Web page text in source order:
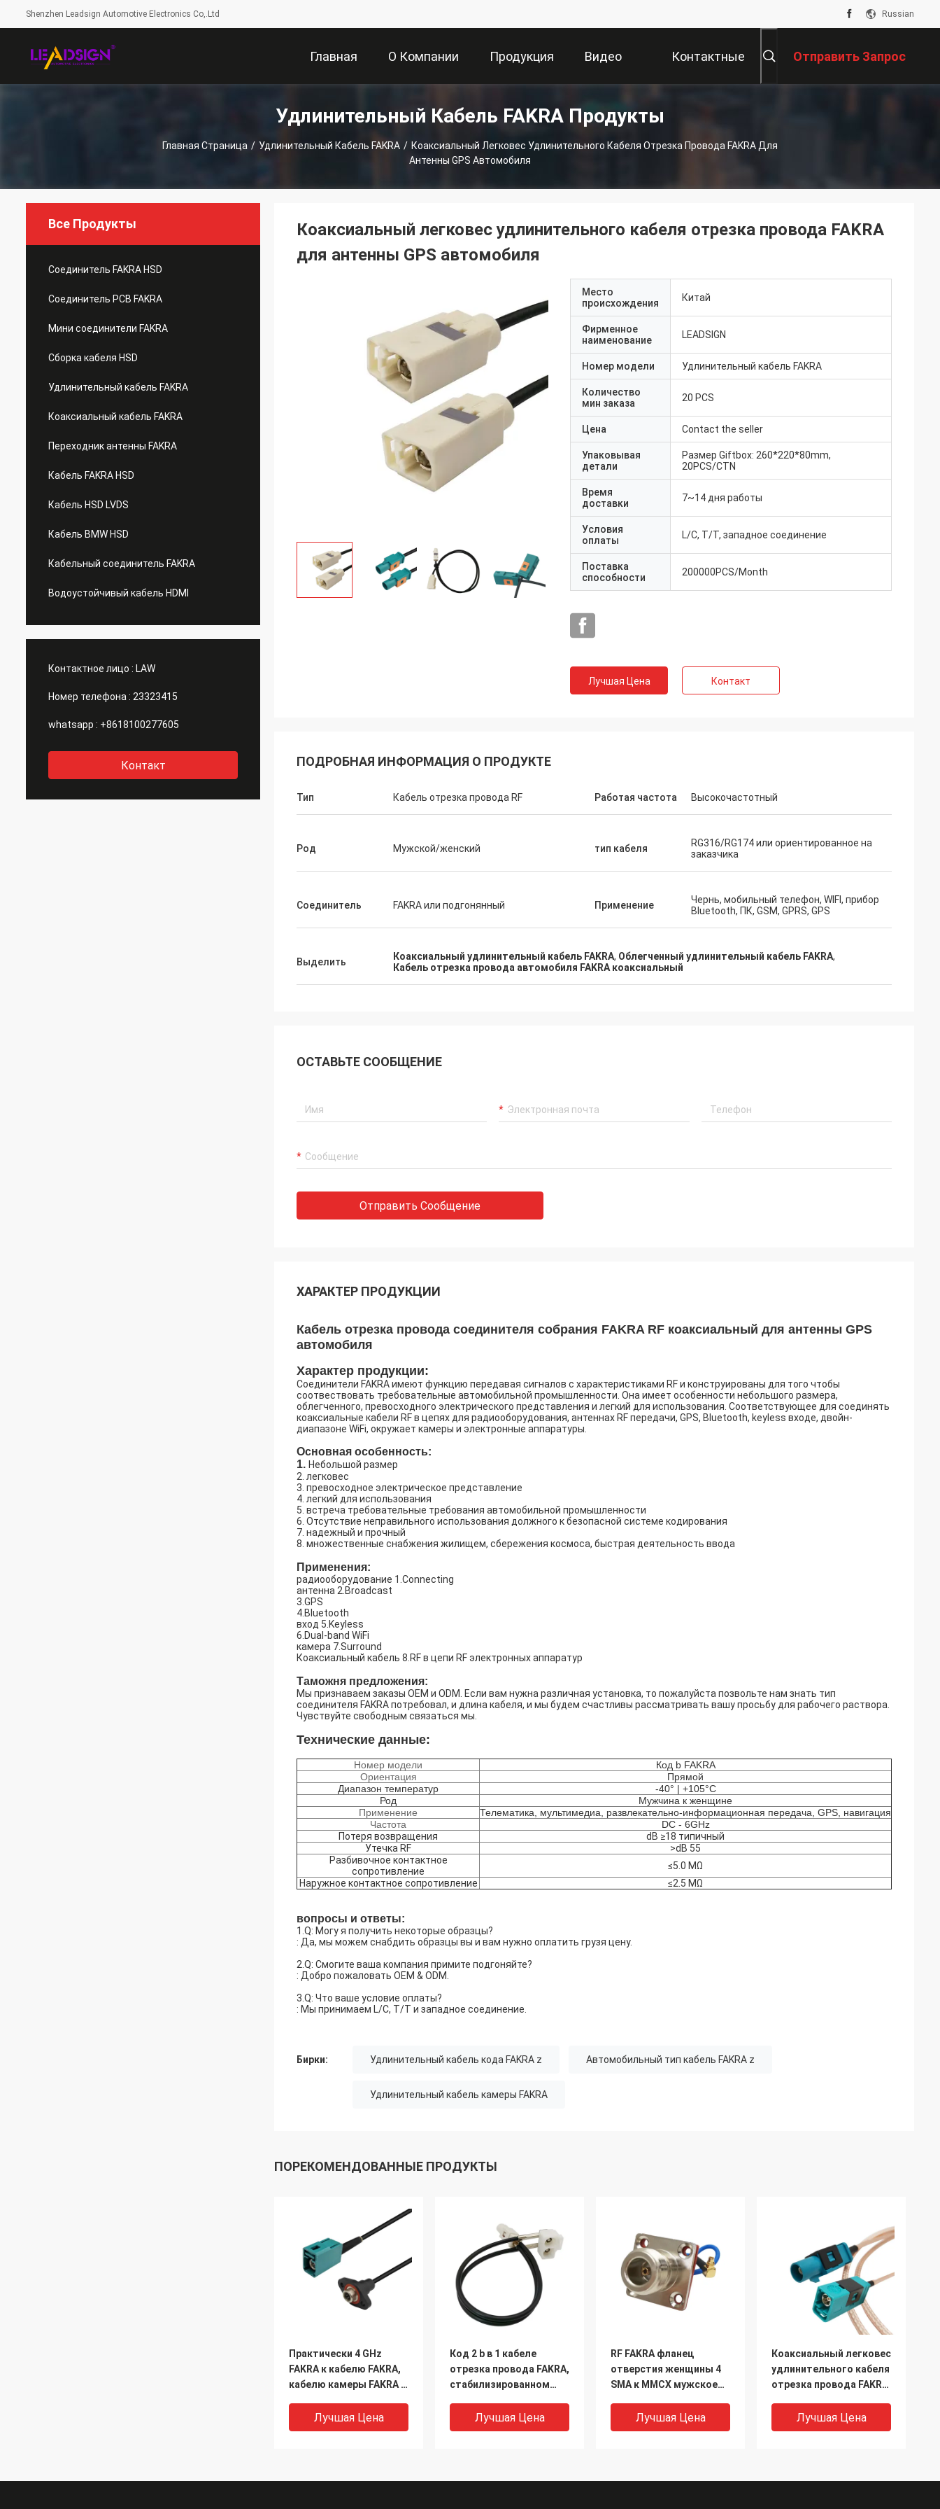
Shenzhen Leadsign Automotive Electronics Co,.Ltd Russian
Главная
Страница
О Компании Продукция Видео Контактные Отправить Запрос
Удлинительный Кабель FAKRA Продукты
Главная Страница / Удлинительный Кабель FAKRA / Коаксиальный Легковес Удлинительного Кабеля Отрезка Провода FAKRA Для
Антенны GPS Автомобиля
Все Продукты
Соединитель FAKRA HSD
Соединитель PCB FAKRA
Мини соединители FAKRA
Сборка кабеля HSD
Удлинительный кабель FAKRA
Коаксиальный кабель FAKRA
Переходник антенны FAKRA
Кабель FAKRA HSD
Кабель HSD LVDS
Кабель BMW HSD
Кабельный соединитель FAKRA
Водоустойчивый кабель HDMI
Контактное лицо : LAW
Номер телефона : 23323415
whatsapp : +8618100277605
Контакт
Коаксиальный легковес удлинительного кабеля отрезка провода FAKRA
для антенны GPS автомобиля
Место
происхождения
Китай
Фирменное
наименование
LEADSIGN
Номер модели Удлинительный кабель FAKRA
Количество
мин заказа
20 PCS
Цена Contact the seller
Упаковывая
детали
Размер Giftbox: 260*220*80mm,
20PCS/CTN
Время
доставки
7~14 дня работы
Условия
оплаты
L/C, T/T, западное соединение
Поставка
способности
200000PCS/Month
Лучшая Цена Контакт
ПОДРОБНАЯ ИНФОРМАЦИЯ О ПРОДУКТЕ
Тип Кабель отрезка провода RF Работая частота Высокочастотный
Род Мужской/женский тип кабеля
RG316/RG174 или ориентированное на
заказчика
Соединитель FAKRA или подгонянный Применение
Чернь, мобильный телефон, WIFI, прибор
Bluetooth, ПК, GSM, GPRS, GPS
Выделить Коаксиальный удлинительный кабель FAKRA, Облегченный удлинительный кабель FAKRA,
Кабель отрезка провода автомобиля FAKRA коаксиальный
ОСТАВЬТЕ СООБЩЕНИЕ
Отправить Сообщение
ХАРАКТЕР ПРОДУКЦИИ
Кабель отрезка провода соединителя собрания FAKRA RF коаксиальный для антенны GPS
автомобиля
Характер продукции:
Соединители FAKRA имеют функцию передавая сигналов с характеристиками RF и конструированы для того чтобы
соотвествовать требовательные автомобильной промышленности. Она имеет особенности небольшого размера,
облегченного, превосходного электрического представления и легкий для использования. Соответствующее для соединять
коаксиальные кабели RF в цепях для радиооборудования, антеннах RF передачи, GPS, Bluetooth, keyless входе, двойн-
диапазоне WiFi, окружает камеры и электронные аппаратуры.
Основная особенность:
1. Небольшой размер
2. легковес
3. превосходное электрическое представление
4. легкий для использования
5. встреча требовательные требования автомобильной промышленности
6. Отсутствие неправильного использования должного к безопасной системе кодирования
7. надежный и прочный
8. множественные снабжения жилищем, сбережения космоса, быстрая деятельность ввода
Применения:
радиооборудование 1.Connecting
антенна 2.Broadcast
3.GPS
4.Bluetooth
вход 5.Keyless
6.Dual-band WiFi
камера 7.Surround
Коаксиальный кабель 8.RF в цепи RF электронных аппаратур
Таможня предложения:
Мы признаваем заказы OEM и ODM. Если вам нужна различная установка, то пожалуйста позвольте нам знать тип
соединителя FAKRA потребовал, и длина кабеля, и мы будем счастливы рассматривать вашу просьбу для рабочего раствора.
Чувствуйте свободным связаться мы.
Технические данные:
Номер модели
Код b FAKRA
Ориентация
Прямой
Диапазон температур
-40° | +105°C
Род
Мужчина к женщине
Применение
Телематика, мультимедиа, развлекательно-информационная передача, GPS, навигация
Частота
DC - 6GHz
Потеря возвращения
dB ≥18 типичный
Утечка RF
>dB 55
Разбивочное контактное
сопротивление
≤5.0 MΩ
Наружное контактное сопротивление
≤2.5 MΩ
вопросы и ответы:
1.Q: Могу я получить некоторые образцы?
: Да, мы можем снабдить образцы вы и вам нужно оплатить грузя цену.
2.Q: Смогите ваша компания примите подгоняйте?
: Добро пожаловать OEM & ODM.
3.Q: Что ваше условие оплаты?
: Мы принимаем L/C, T/T и западное соединение.
Бирки: Удлинительный кабель кода FAKRA z Автомобильный тип кабель FAKRA z
Удлинительный кабель камеры FAKRA
ПОРЕКОМЕНДОВАННЫЕ ПРОДУКТЫ
Практически 4 GHz
FAKRA к кабелю FAKRA,
кабелю камеры FAKRA z
Лучшая Цена
Код 2 b в 1 кабеле
отрезка провода FAKRA,
стабилизированном
антенны радио FAKRA
Лучшая Цена
RF FAKRA фланец
отверстия женщины 4
SMA к MMCX мужское
Лучшая Цена
Коаксиальный легковес
удлинительного кабеля
отрезка провода FAKRA
автомобиля
Лучшая Цена